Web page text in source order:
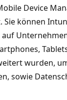
Device
Sie können
wurden,
sowie